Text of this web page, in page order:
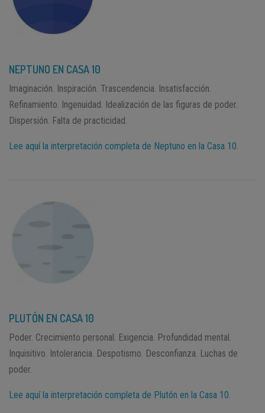
NEPTUNO EN CASA 10
Imaginación. Inspiración. Trascendencia. Insatisfacción.
Refinamiento. Ingenuidad. Idealización de las figuras de poder.
Dispersión. Falta de practicidad.
Lee aquí la interpretación completa de Neptuno en la Casa 10.
PLUTÓN EN CASA 10
Poder. Crecimiento personal. Exigencia. Profundidad mental.
Inquisitivo. Intolerancia. Despotismo. Desconfianza. Luchas de
poder.
Lee aquí la interpretación completa de Plutón en la Casa 10.